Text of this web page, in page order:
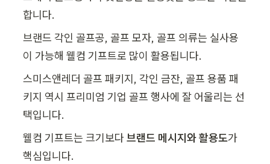
합니다.
브랜드 각인 골프공, 골프 모자, 골프 의류는 실사용
이 가능해 웰컴 기프트로 많이 활용됩니다.
스미스앤레더 골프 패키지, 각인 금잔, 골프 용품 패
키지 역시 프리미엄 기업 골프 행사에 잘 어울리는 선
택입니다.
웰컴 기프트는 크기보다 브랜드 메시지와 활용도가
핵심입니다.